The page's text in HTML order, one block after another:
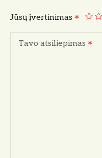
Jūsų įvertinimas
Tavo atsiliepimas